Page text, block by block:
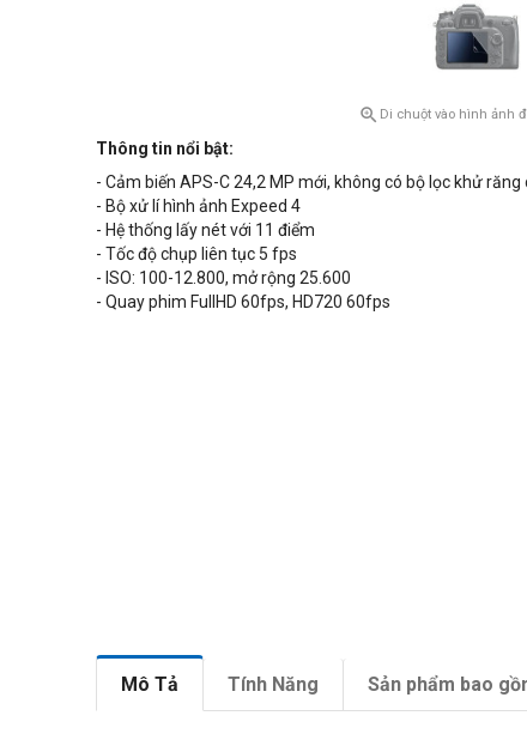
 Di chuột vào hình ảnh
Thông tin nổi bật:
- Cảm biến APS-C 24,2 MP mới, không có bộ lọc khử răng
- Bộ xử lí hình ảnh Expeed 4
- Hệ thống lấy nét với 11 điểm
- Tốc độ chụp liên tục 5 fps
- ISO: 100-12.800, mở rộng 25.600
- Quay phim FullHD 60fps, HD720 60fps
Mô Tả Tính Năng Sản phẩm bao